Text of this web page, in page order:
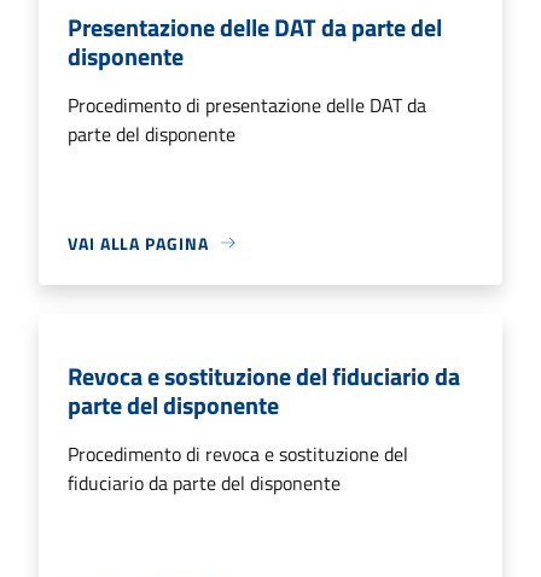
Presentazione delle DAT da parte del
disponente
Procedimento di presentazione delle DAT da
parte del disponente
VAI ALLA PAGINA
Revoca e sostituzione del fiduciario da
parte del disponente
Procedimento di revoca e sostituzione del
fiduciario da parte del disponente